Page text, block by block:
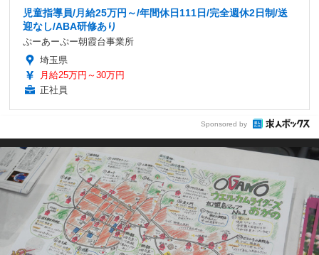
児童指導員/月給25万円～/年間休日111日/完全週休2日制/送
迎なし/ABA研修あり
ぷーあーぷー朝霞台事業所
埼玉県
月給25万円～30万円
正社員
Sponsored by